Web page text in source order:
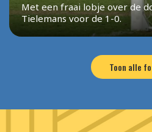
Met een fraai lobje over de
Tielemans voor de 1-0.
Toon alle